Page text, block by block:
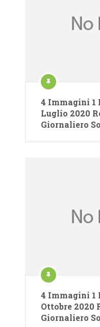
4 Immagini 1
Luglio 2020
Giornaliero
4 Immagini 1
Ottobre 2020
Giornaliero